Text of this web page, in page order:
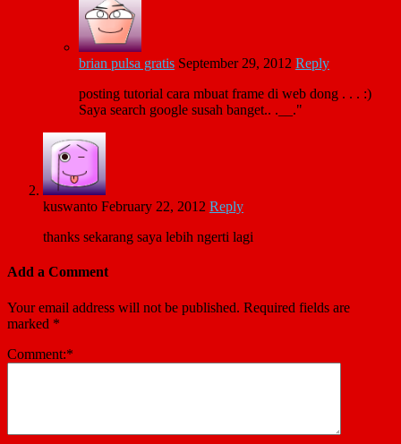
brian pulsa gratis September 29, 2012 Reply
posting tutorial cara mbuat frame di web dong . . . :)
Saya search google susah banget.. .__."
kuswanto February 22, 2012 Reply
thanks sekarang saya lebih ngerti lagi
Add a Comment
Your email address will not be published. Required fields are
marked *
Comment:*